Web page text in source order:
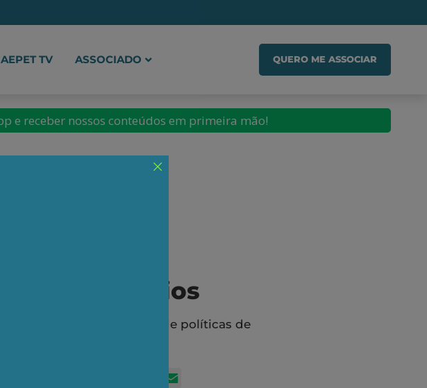
AEPET TV ASSOCIADO QUERO ME ASSOCIAR
e receber nossos conteúdos em primeira mão!
Petrobrás
nos benefícios
décadas por meio de políticas de
FacebookLinkedIn